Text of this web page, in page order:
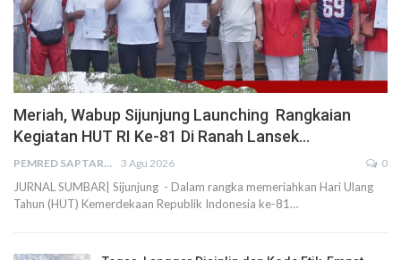
Meriah, Wabup Sijunjung Launching Rangkaian
Kegiatan HUT RI Ke-81 Di Ranah Lansek…
PEMRED SAPTARIUS 3 Agu 2026 0
JURNAL SUMBAR| Sijunjung - Dalam rangka memeriahkan Hari Ulang
Tahun (HUT) Kemerdekaan Republik Indonesia ke-81…